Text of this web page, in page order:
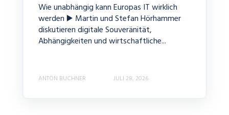
Wie unabhängig kann Europas IT wirklich
werden ▶️ Martin und Stefan Hörhammer
diskutieren digitale Souveränität,
Abhängigkeiten und wirtschaftliche...
ANTON BUCHNER JULI 28, 2026